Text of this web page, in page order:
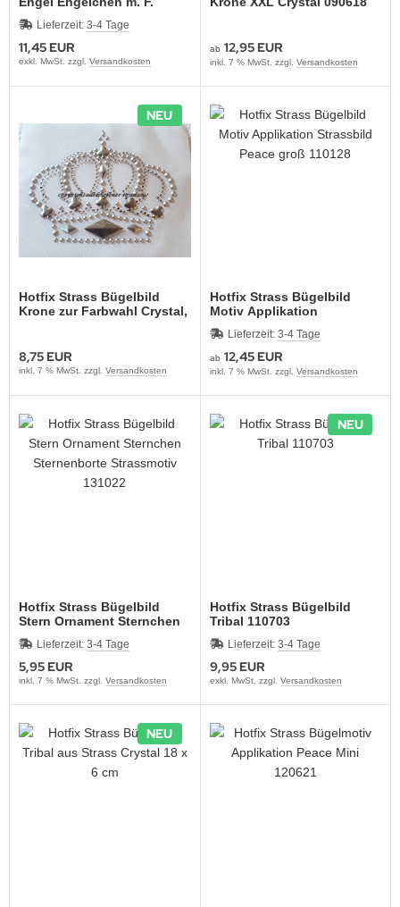
110701
Lieferzeit: 3-4 Tage
11,45 EUR
exkl. MwSt. zzgl. Versandkosten
ab 12,95 EUR
inkl. 7 % MwSt. zzgl. Versandkosten
NEU
Hotfix Strass Bügelbild
Krone zur Farbwahl Crystal,
8,75 EUR
inkl. 7 % MwSt. zzgl. Versandkosten
Hotfix Strass Bügelbild
Motiv Applikation
Strassbild Peace groß
110128
Lieferzeit: 3-4 Tage
ab 12,45 EUR
inkl. 7 % MwSt. zzgl. Versandkosten
Hotfix Strass Bügelbild
Stern Ornament Sternchen
Sternenborte Strassmotiv
131022
Lieferzeit: 3-4 Tage
5,95 EUR
inkl. 7 % MwSt. zzgl. Versandkosten
NEU
Hotfix Strass Bügelbild
Tribal 110703
Lieferzeit: 3-4 Tage
9,95 EUR
exkl. MwSt. zzgl. Versandkosten
NEU